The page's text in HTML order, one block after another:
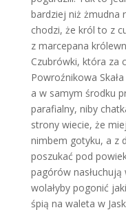
bardziej niż żmudna
chodzi, że król to z
z marcepana
Czubrówki, która za
Powroźnikowa
a w samym środku
parafialny, niby
strony wiecie, że
nimbem gotyku, a z
poszukać pod
pagórów
wolałyby pogonić
śpią na waleta w